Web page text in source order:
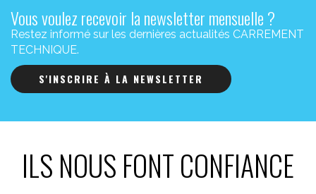
Vous voulez recevoir la newsletter mensuelle ?
Restez informé sur les dernières actualités CARREMENT
TECHNIQUE.
S'INSCRIRE À LA NEWSLETTER
ILS NOUS FONT CONFIANCE